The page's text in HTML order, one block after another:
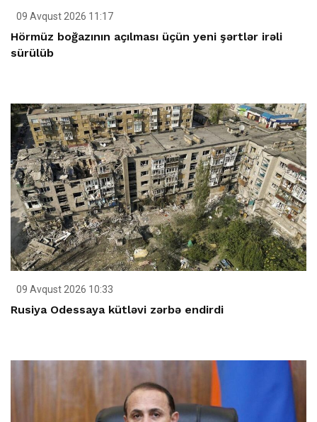
09 Avqust 2026 11:17
Hörmüz boğazının açılması üçün yeni şərtlər irəli
sürülüb
09 Avqust 2026 10:33
Rusiya Odessaya kütləvi zərbə endirdi